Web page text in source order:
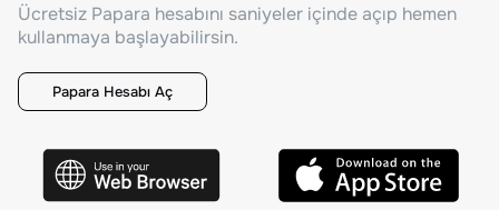
Ücretsiz Papara hesabını saniyeler içinde açıp hemen
kullanmaya başlayabilirsin.
Papara Hesabı Aç